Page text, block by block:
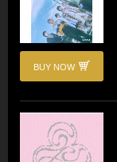
BUY NOW